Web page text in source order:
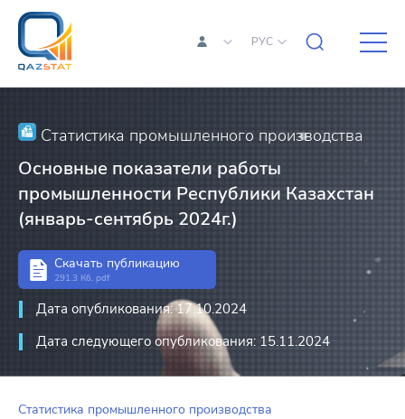
РУС
Статистика промышленного производства
Статистика промышленного производства
Основные показатели работы
промышленности Республики Казахстан
(январь-сентябрь 2024г.)
Скачать публикацию
291.3 Кб, pdf
Дата опубликования: 17.10.2024
Дата следующего опубликования: 15.11.2024